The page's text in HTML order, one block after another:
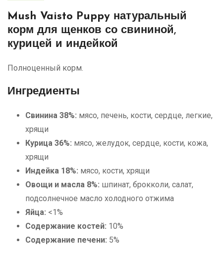
Mush Vaisto Puppy натуральный
корм для щенков со свининой,
курицей и индейкой
Полноценный корм.
Ингредиенты
Свинина 38%: мясо, печень, кости, сердце, легкие,
хрящи
Курица 36%: мясо, желудок, сердце, кости, кожа,
хрящи
Индейка 18%: мясо, кости, хрящи
Овощи и масла 8%: шпинат, брокколи, салат,
подсолнечное масло холодного отжима
Яйца: <1%
Содержание костей: 10%
Содержание печени: 5%